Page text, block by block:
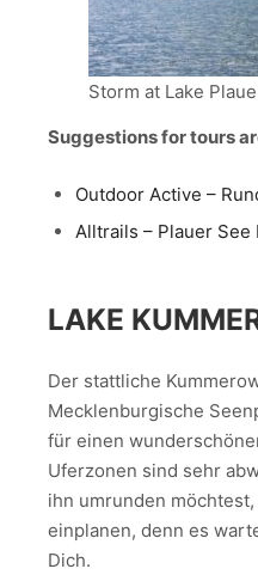
Storm at Lake Plaue
Suggestions for tours
Outdoor Active –
Alltrails – Plauer See
LAKE
Der stattliche
Mecklenburgische
für einen
Uferzonen sind sehr
ihn umrunden
einplanen, denn es
Dich.